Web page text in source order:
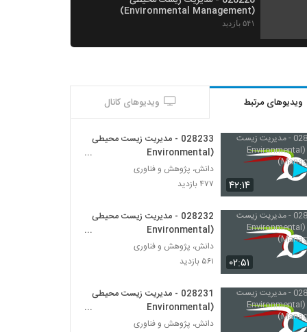
(Environmental Management)
۵۴۱ بازدید
028230 - مدیریت زیست محیطی
۵۰۹ بازدید
028231 - مدیریت زیست محیطی
(Environmental Management)
۵۷۷ بازدید
028232 - مدیریت زیست محیطی
(Environmental Management)
028233 - مدیریت زیست محیطی
(Environmental Management)
۴۷۷ بازدید
ویدیوهای مرتبط ویدیوهای کانال
۴۲:۱۴
028233 - مدیریت زیست محیطی
(Environmental
Management)
دانش، پژوهش و فناوری
۴۷۷ بازدید
۰۲:۵۱
028232 - مدیریت زیست محیطی
(Environmental
Management)
دانش، پژوهش و فناوری
۵۶۱ بازدید
028231 - مدیریت زیست محیطی
(Environmental
Management)
دانش، پژوهش و فناوری